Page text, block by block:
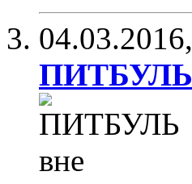
04.03.2016,
ПИТБУЛЬ